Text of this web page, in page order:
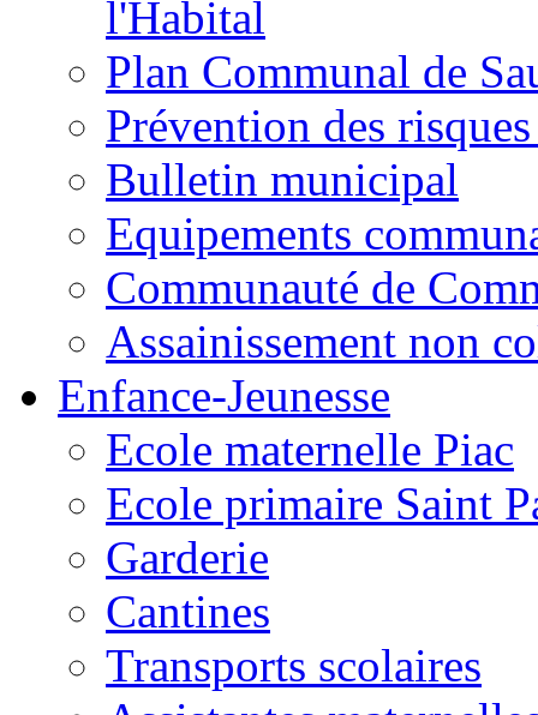
l'Habital
Plan Communal de
Prévention des
Bulletin municipal
Equipements
Communauté de
Assainissement non
Enfance-Jeunesse
Ecole maternelle Piac
Ecole primaire Saint
Garderie
Cantines
Transports scolaires